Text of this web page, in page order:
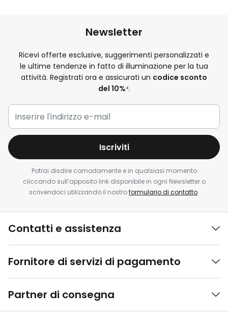
Newsletter
Ricevi offerte esclusive, suggerimenti personalizzati e
le ultime tendenze in fatto di illuminazione per la tua
attività. Registrati ora e assicurati un codice sconto
del 10%⁴.
Iscriviti
Potrai disdire comodamente e in qualsiasi momento
cliccando sull’apposito link disponibile in ogni Newsletter o
scrivendoci utilizzando il nostroformulario di contatto.
Contatti e assistenza
Fornitore di servizi di pagamento
Partner di consegna